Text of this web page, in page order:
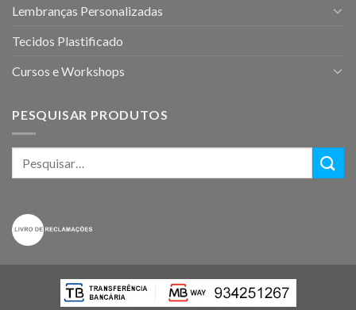
Lembranças Personalizadas
Tecidos Plastificado
Cursos e Workshops
PESQUISAR PRODUTOS